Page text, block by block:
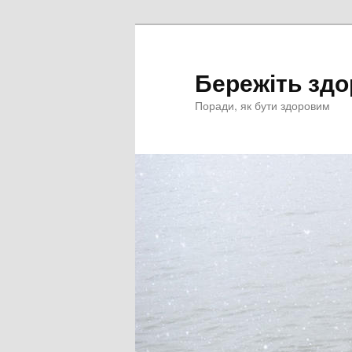
Бережіть
Поради, як бути здоровим